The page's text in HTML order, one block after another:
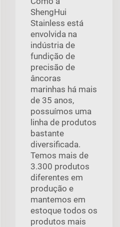
ShengHui
Stainless está
envolvida na
indústria de
fundição de
precisão de
âncoras
marinhas há mais
de 35 anos,
possuímos uma
linha de produtos
bastante
diversificada.
Temos mais de
3.300 produtos
diferentes em
produção e
mantemos em
estoque todos os
produtos mais